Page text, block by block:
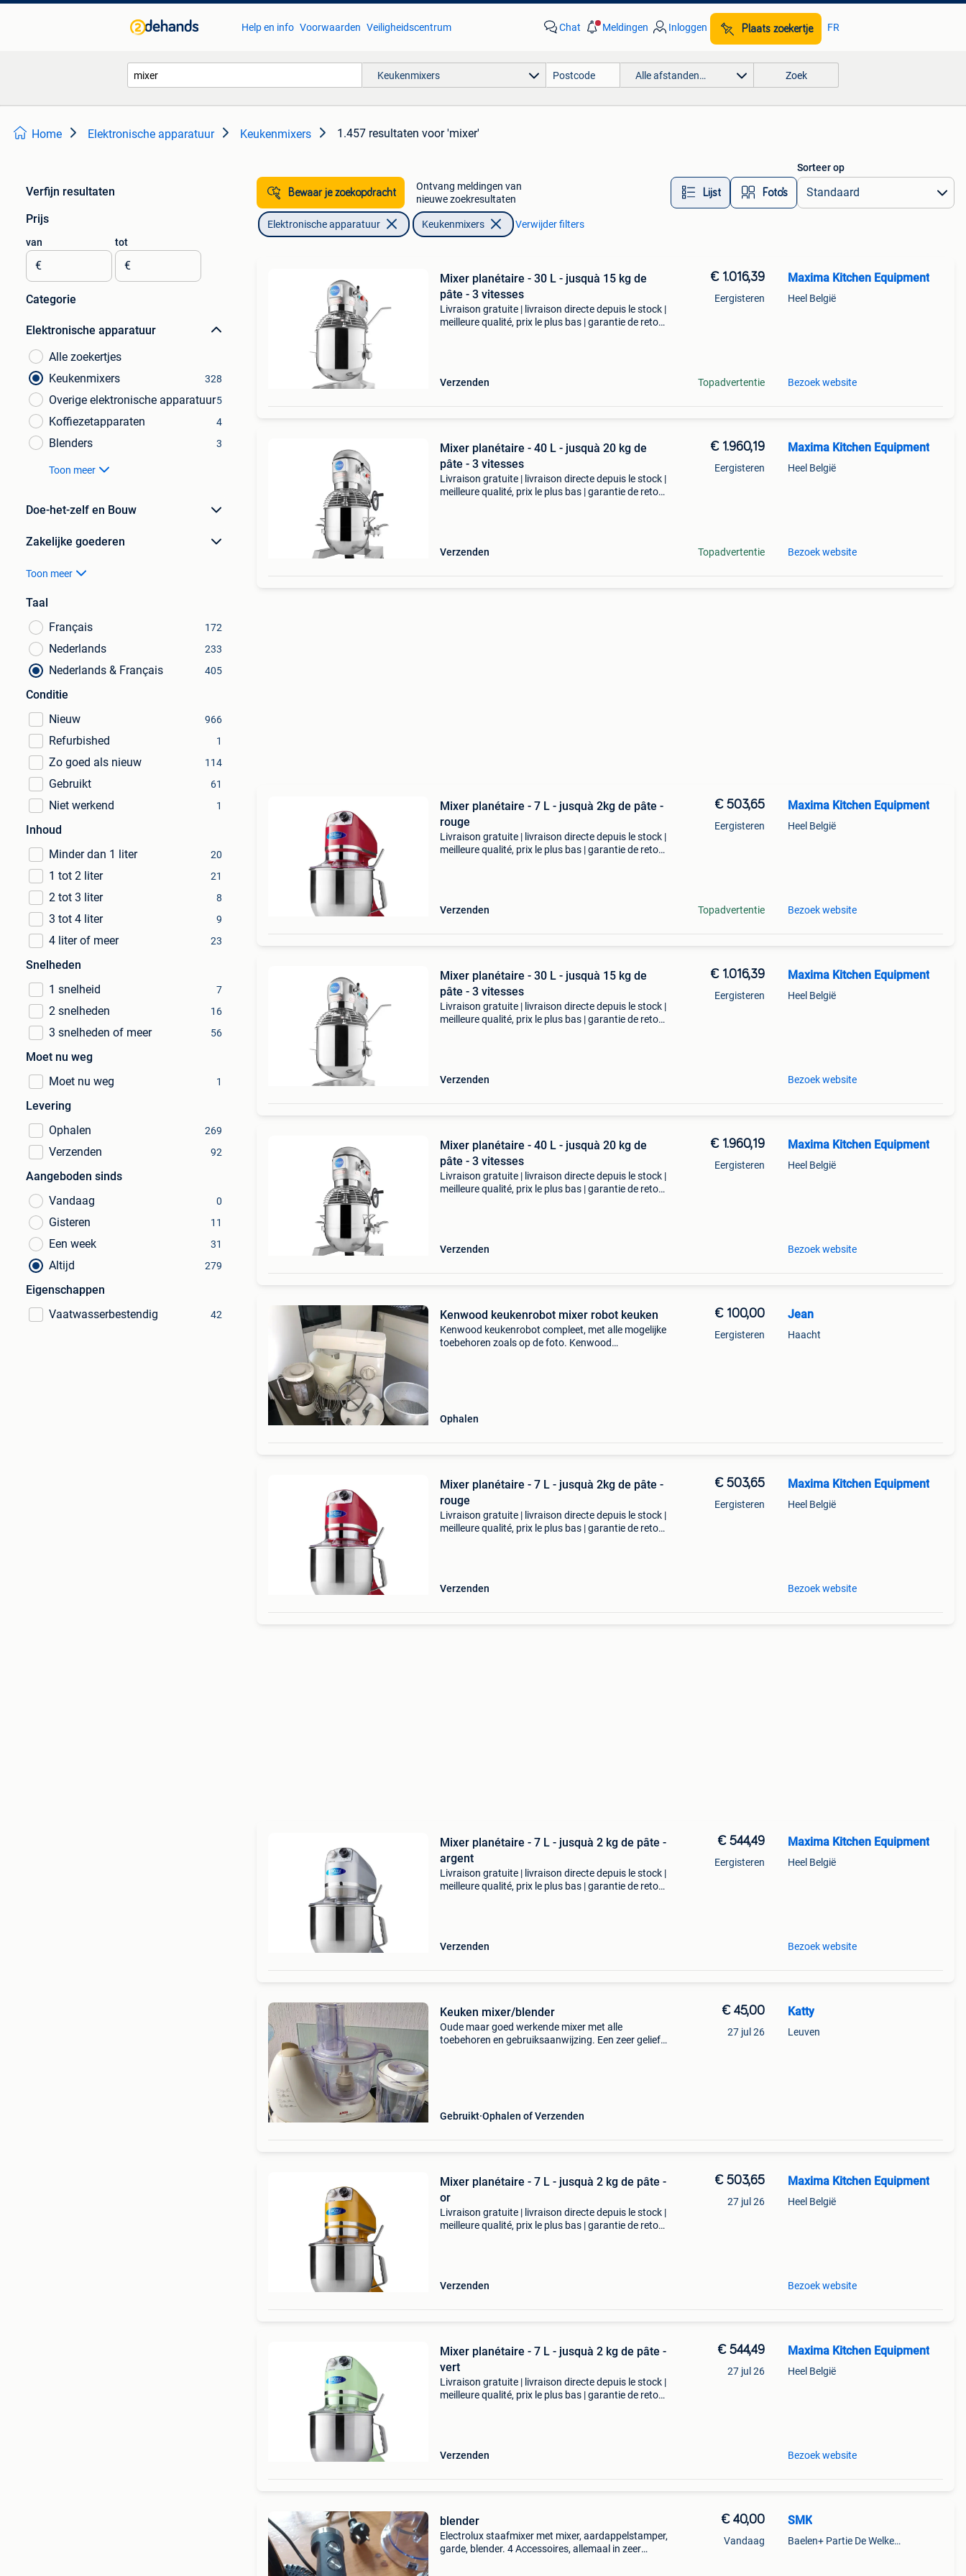
Help en info Voorwaarden Veiligheidscentrum Chat Meldingen Inloggen Plaats zoekertje FR
Keukenmixers Alle afstanden… Zoek
Home Elektronische apparatuur Keukenmixers 1.457 resultaten voor 'mixer'
Verfijn resultaten
Prijs
van
€
tot
€
Categorie
Elektronische apparatuur
Alle zoekertjes
Keukenmixers
328
Overige elektronische apparatuur5
Koffiezetapparaten 4
Blenders 3
Toon meer
Doe-het-zelf en Bouw
Zakelijke goederen
Toon meer
Taal
Français
172
Nederlands 233
Nederlands & Français 405
Conditie
Nieuw
966
Refurbished 1
Zo goed als nieuw 114
Gebruikt 61
Niet werkend 1
Inhoud
Minder dan 1 liter
20
1 tot 2 liter 21
2 tot 3 liter 8
3 tot 4 liter 9
4 liter of meer 23
Snelheden
1 snelheid
7
2 snelheden 16
3 snelheden of meer 56
Moet nu weg
Moet nu weg
1
Levering
Ophalen
269
Verzenden 92
Aangeboden sinds
Vandaag
0
Gisteren 11
Een week 31
Altijd 279
Eigenschappen
Vaatwasserbestendig
42
Bewaar je zoekopdracht
Ontvang meldingen van
nieuwe zoekresultaten
Lijst Foto’s
Sorteer op
Elektronische apparatuur Keukenmixers Verwijder filters
Mixer planétaire - 30 L - jusquà 15 kg de
pâte - 3 vitesses
Livraison gratuite | livraison directe depuis le stock |
meilleure qualité, prix le plus bas | garantie de retour
Verzenden
€ 1.016,39
Eergisteren
Topadvertentie
Maxima Kitchen Equipment
Heel België
Bezoek website
Mixer planétaire - 40 L - jusquà 20 kg de
pâte - 3 vitesses
Livraison gratuite | livraison directe depuis le stock |
meilleure qualité, prix le plus bas | garantie de retour
Verzenden
€ 1.960,19
Eergisteren
Topadvertentie
Maxima Kitchen Equipment
Heel België
Bezoek website
Mixer planétaire - 7 L - jusquà 2kg de pâte -
rouge
Livraison gratuite | livraison directe depuis le stock |
meilleure qualité, prix le plus bas | garantie de retour
Verzenden
€ 503,65
Eergisteren
Topadvertentie
Maxima Kitchen Equipment
Heel België
Bezoek website
Mixer planétaire - 30 L - jusquà 15 kg de
pâte - 3 vitesses
Livraison gratuite | livraison directe depuis le stock |
meilleure qualité, prix le plus bas | garantie de retour
Verzenden
€ 1.016,39
Eergisteren
Maxima Kitchen Equipment
Heel België
Bezoek website
Mixer planétaire - 40 L - jusquà 20 kg de
pâte - 3 vitesses
Livraison gratuite | livraison directe depuis le stock |
meilleure qualité, prix le plus bas | garantie de retour
Verzenden
€ 1.960,19
Eergisteren
Maxima Kitchen Equipment
Heel België
Bezoek website
Kenwood keukenrobot mixer robot keuken
Kenwood keukenrobot compleet, met alle mogelijke
toebehoren zoals op de foto. Kenwood
Ophalen
€ 100,00
Eergisteren
Jean
Haacht
Mixer planétaire - 7 L - jusquà 2kg de pâte -
rouge
Livraison gratuite | livraison directe depuis le stock |
meilleure qualité, prix le plus bas | garantie de retour
Verzenden
€ 503,65
Eergisteren
Maxima Kitchen Equipment
Heel België
Bezoek website
Mixer planétaire - 7 L - jusquà 2 kg de pâte -
argent
Livraison gratuite | livraison directe depuis le stock |
meilleure qualité, prix le plus bas | garantie de retour
Verzenden
€ 544,49
Eergisteren
Maxima Kitchen Equipment
Heel België
Bezoek website
Keuken mixer/blender
Oude maar goed werkende mixer met alle
toebehoren en gebruiksaanwijzing. Een zeer geliefd
Gebruikt Ophalen of Verzenden
€ 45,00
27 jul 26
Katty
Leuven
Mixer planétaire - 7 L - jusquà 2 kg de pâte -
or
Livraison gratuite | livraison directe depuis le stock |
meilleure qualité, prix le plus bas | garantie de retour
Verzenden
€ 503,65
27 jul 26
Maxima Kitchen Equipment
Heel België
Bezoek website
Mixer planétaire - 7 L - jusquà 2 kg de pâte -
vert
Livraison gratuite | livraison directe depuis le stock |
meilleure qualité, prix le plus bas | garantie de retour
Verzenden
€ 544,49
27 jul 26
Maxima Kitchen Equipment
Heel België
Bezoek website
blender
Electrolux staafmixer met mixer, aardappelstamper,
garde, blender. 4 Accessoires, allemaal in zeer
€ 40,00
Vandaag
SMK
Baelen+ Partie De Welkenraedt